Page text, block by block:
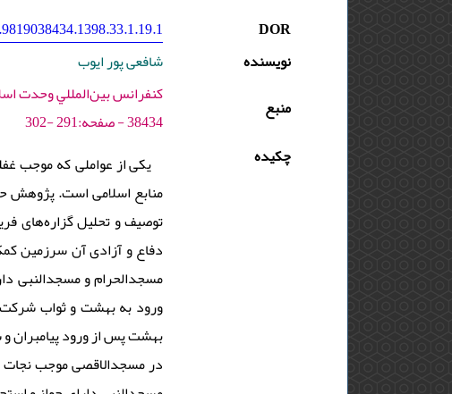
DOR
نویسنده
شافعی پور ایوب
منبع
38434 - صفحه:291 -302
چکیده
یکی از عواملی که موجب
منابع اسلامی است. پژوهش
توصیف و تحلیل گزاره‌های
دفاع و آزادی آن سرزمین
مسجدالحرام و مسجدالنبی
ورود به بهشت و ثواب
بهشت پس از ورود
در مسجدالاقصی موجب نجات